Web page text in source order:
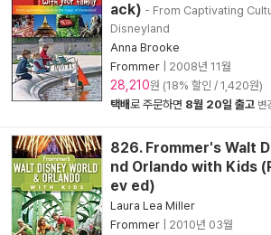
ack) - From Captivating
Disneyland
Anna Brooke
Frommer
2008년 11월
28,210원 (18% 할인 / 1,420원)
택배로 주문하면 8월 20일 출고 변
826. Frommer's Walt
nd Orlando with Kids
ev ed)
Laura Lea Miller
Frommer
2010년 03월